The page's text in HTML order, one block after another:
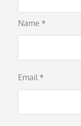
Name *
Email *